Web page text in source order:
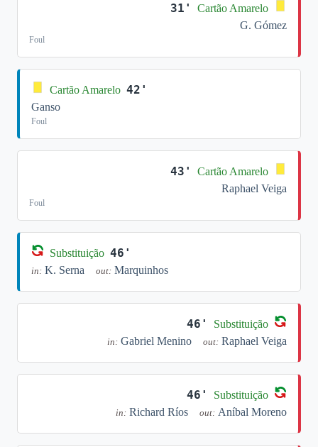
31'
Cartão Amarelo
G. Gómez
Foul
Cartão Amarelo 42'
Ganso
Foul
43'
Cartão Amarelo
Raphael Veiga
Foul
Substituição 46'
in: K. Serna out: Marquinhos
46' Substituição
in: Gabriel Menino out: Raphael Veiga
46' Substituição
in: Richard Ríos out: Aníbal Moreno